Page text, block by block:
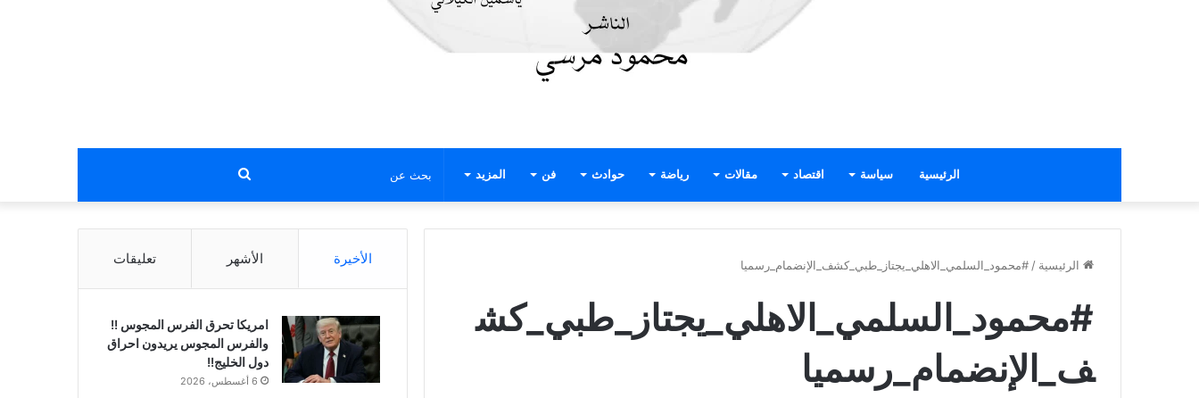
الرئيسية سياسة اقتصاد مقالات رياضة حوادث فن المزيد بحث
عن
الرئيسية / #محمود_السلمي_الاهلي_يجتاز_طبي_كشف_الإنضمام_رسميا
#محمود_السلمي_الاهلي_يجتاز_طبي_كش
ف_الإنضمام_رسميا
الأخيرة الأشهر تعليقات
امريكا تحرق الفرس المجوس !!
والفرس المجوس يريدون احراق
دول الخليج!!
6 أغسطس، 2026